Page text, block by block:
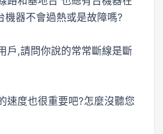
機器不會過熱或是故障嗎?
戶,請問你說的常常斷線是斷
速度也很重要吧?怎麼沒聽您